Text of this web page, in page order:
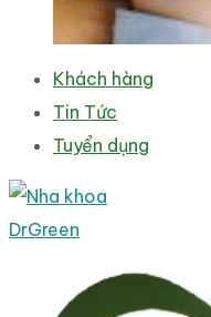
Khách hàng
Tin Tức
Tuyển dụng